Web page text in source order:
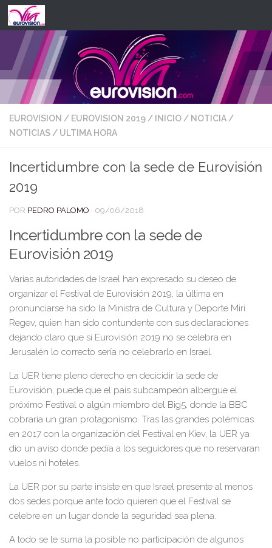
Saltar al contenido
EUROVISION / EUROVISION 2019/ INICIO/ NOTICIA/
NOTICIAS/ ULTIMA HORA
Incertidumbre con la sede de Eurovisión
2019
POR PEDRO PALOMO · 09/06/2018
Incertidumbre con la sede de
Eurovisión 2019
Varias autoridades de Israel han expresado su deseo de
organizar el Festival de Eurovisión 2019, la última en
pronunciarse ha sido la Ministra de Cultura y Deporte Miri
Regev, quien han sido contundente con sus declaraciones
dejando claro que si Eurovisión 2019 no se celebra en
Jerusalén lo correcto sería no celebrarlo en Israel.
La UER tiene pleno derecho en decicidir la sede de
Eurovisión, puede que el país subcampeón albergue el
próximo Festival o algún miembro del Big5, donde la BBC
cobraría un gran protagonismo. Tras las grandes polémicas
en 2017 con la organización del Festival en Kiev, la UER ya
dio un aviso donde pedía a los seguidores que no reservaran
vuelos ni hoteles.
La UER por su parte insiste en que Israel presente al menos
dos sedes porque ante todo quieren que el Festival se
celebre en un lugar donde la seguridad sea plena.
A todo se le suma la posible no participación de algunos